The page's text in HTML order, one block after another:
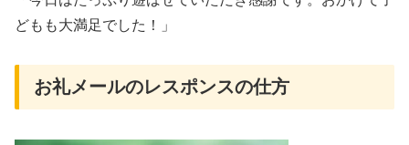
どもも大満足でした！」
お礼メールのレスポンスの仕方